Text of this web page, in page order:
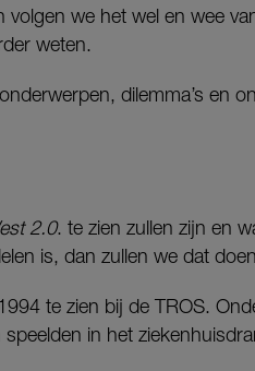
we het wel en wee
weten.
dilemma’s en
2.0. te zien zullen zijn en
is, dan zullen we dat
te zien bij de TROS.
in het